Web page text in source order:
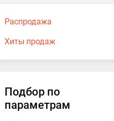
Распродажа
Хиты продаж
Подбор по
параметрам